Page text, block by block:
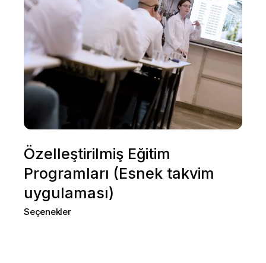
Özelleştirilmiş Eğitim
Programları (Esnek takvim
uygulaması)
Seçenekler